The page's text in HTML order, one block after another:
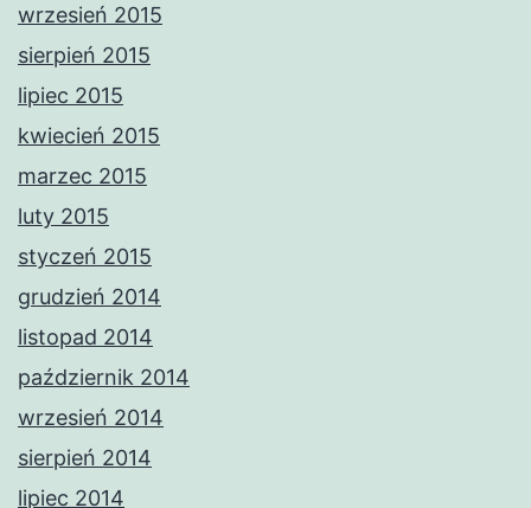
wrzesień 2015
sierpień 2015
lipiec 2015
kwiecień 2015
marzec 2015
luty 2015
styczeń 2015
grudzień 2014
listopad 2014
październik 2014
wrzesień 2014
sierpień 2014
lipiec 2014